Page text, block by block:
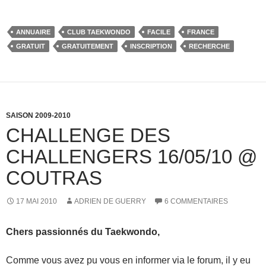
c
e
o
k
st
o
o
ail ta
g
ANNUAIRE CLUB TAEKWONDO FACILE
FRANCE
GRATUIT
GRATUITEMENT INSCRIPTION RECHERCHE
SAISON 2009-2010
CHALLENGE DES
CHALLENGERS 16/05/10 @
COUTRAS
17 MAI 2010 ADRIEN DE GUERRY 6 COMMENTAIRES
Chers passionnés du Taekwondo,
Comme vous avez pu vous en informer via le forum, il y eu